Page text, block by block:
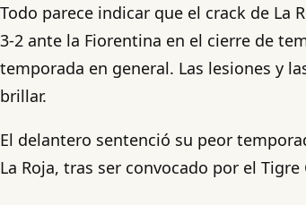
Todo parece indicar que el crack de
3-2 ante la Fiorentina en el cierre de
temporada en general. Las lesiones y
brillar.
El delantero sentenció su peor
La Roja, tras ser convocado por el